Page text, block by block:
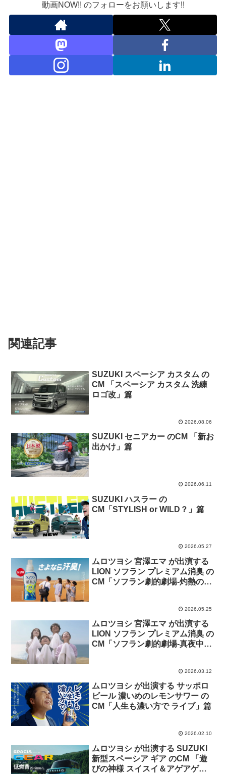
動画NOW!! のフォローをお願いします!!
関連記事
SUZUKI スペーシア カスタム の
CM 「スペーシア カスタム 洗練
ロゴ改」篇
2026.08.06
SUZUKI セニアカー のCM 「新お
出かけ」篇
2026.06.11
SUZUKI ハスラー の
CM「STYLISH or WILD？」篇
2026.05.27
ムロツヨシ 宮澤エマ が出演する
LION ソフラン プレミアム消臭 の
CM「ソフラン劇的劇場-灼熱の残
2026.05.25
ムロツヨシ 宮澤エマ が出演する
LION ソフラン プレミアム消臭 の
CM「ソフラン劇的劇場-真夜中の
2026.03.12
ムロツヨシ が出演する サッポロ
ビール 濃いめのレモンサワー の
CM「人生も濃い方で ライブ」篇
2026.02.10
ムロツヨシ が出演する SUZUKI
新型スペーシア ギア のCM 「遊
びの神様 スイスイ＆アゲアゲ」